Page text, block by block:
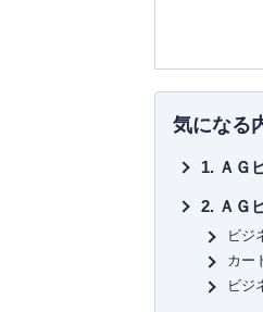
どの金融機
の移住支援
「宅建資格
本」「テラ
気になる
ＡＧ
ＡＧ
ビジ
カー
ビジ